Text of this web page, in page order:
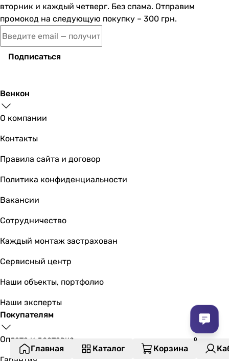
вторник и каждый четверг. Без спама. Отправим
промокод на следующую покупку – 300 грн.
Подписаться
Венкон
О компании
Контакты
Правила сайта и договор
Политика конфиденциальности
Вакансии
Сотрудничество
Каждый монтаж застрахован
Сервисный центр
Наши объекты, портфолио
Наши эксперты
Покупателям
Оплата и доставка
Главная Каталог Корзина